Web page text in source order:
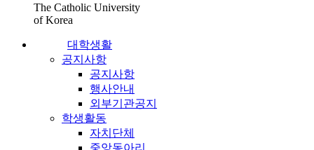
The Catholic University
of Korea
대학생활
공지사항
공지사항
행사안내
외부기관공지
학생활동
자치단체
중앙동아리